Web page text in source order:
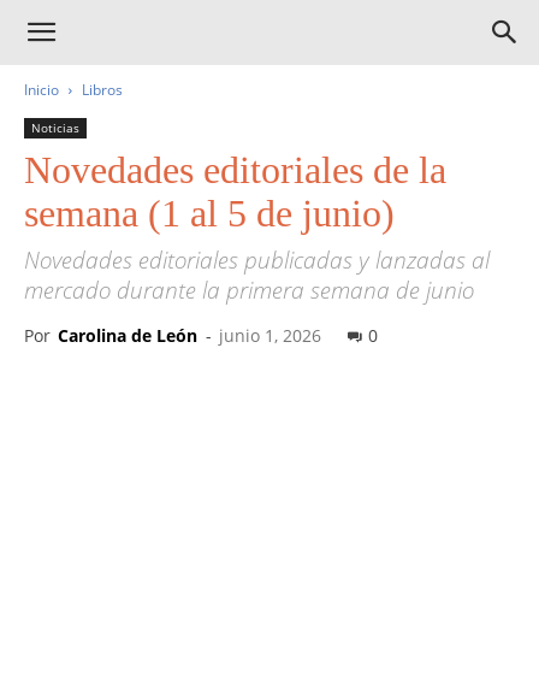
Inicio Libros
Noticias
Novedades editoriales de la
semana (1 al 5 de junio)
Novedades editoriales publicadas y lanzadas al
mercado durante la primera semana de junio
Por Carolina de León - junio 1, 2026 0